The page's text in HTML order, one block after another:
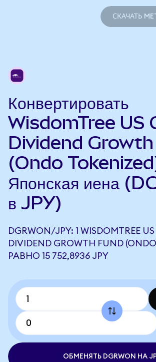
СКАЧАТЬ
Конвертировать
WisdomTree US
Dividend
(Ondo
Японская иена
в JPY)
DGRWON/JPY: 1 WISDOMTREE
DIVIDEND GROWTH FUND
РАВНО 15 752,8936 JPY
ОБМЕНЯТЬ DGRWON НА